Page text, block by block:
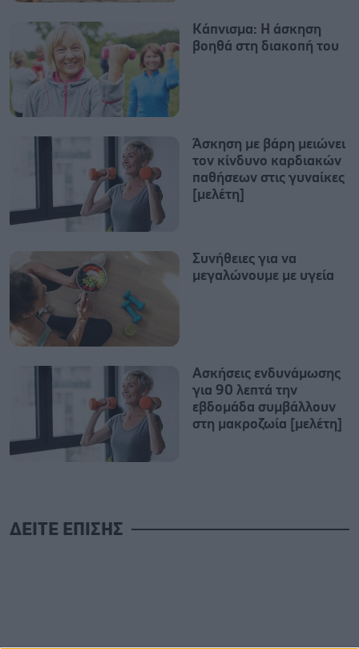
Κάπνισμα: Η άσκηση
βοηθά στη διακοπή του
Άσκηση με βάρη μειώνει
τον κίνδυνο καρδιακών
παθήσεων στις γυναίκες
[μελέτη]
Συνήθειες για να
μεγαλώνουμε με υγεία
Ασκήσεις ενδυνάμωσης
για 90 λεπτά την
εβδομάδα συμβάλλουν
στη μακροζωία [μελέτη]
ΔΕΙΤΕ ΕΠΙΣΗΣ